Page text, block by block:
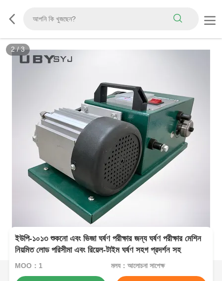
3/3
ইউপি-১০১৩ শুকনো এবং ভিজা ঘর্ষণ পরীক্ষার জন্য ঘর্ষণ পরীক্ষার মেশিন
নিয়মিত লোড পরিসীমা এবং রিয়েল-টাইম ঘর্ষণ সহগ প্রদর্শন সহ
MOQ：1 মূল্য：আলোচনা সাপেক্ষ